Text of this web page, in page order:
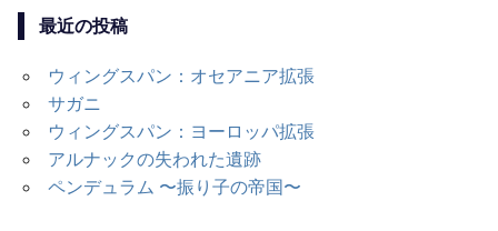
最近の投稿
ウィングスパン：オセアニア拡張
サガニ
ウィングスパン：ヨーロッパ拡張
アルナックの失われた遺跡
ペンデュラム 〜振り子の帝国〜